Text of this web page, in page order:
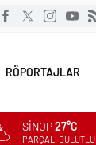
RÖPORTAJLAR
SINOP27°C
PARÇALI BULUTLU